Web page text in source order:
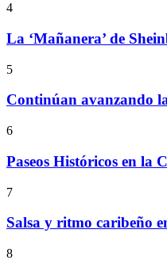
4
La ‘Mañanera’ de
5
Continúan avanzando
6
Paseos Históricos en la
7
Salsa y ritmo caribeño
8